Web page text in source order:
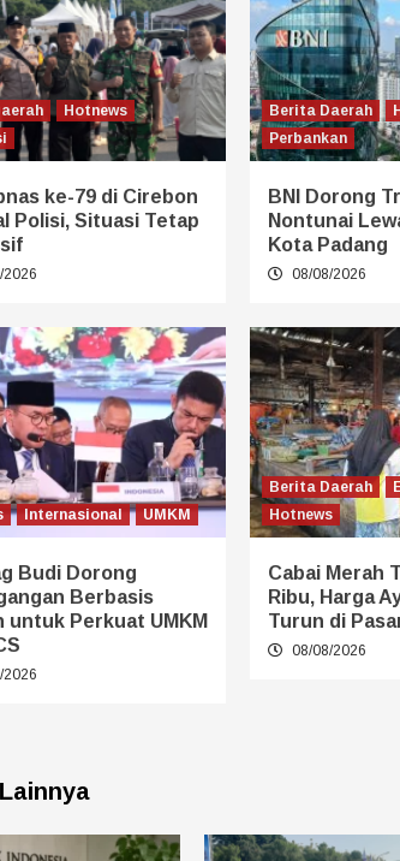
Hotnews
ke-79 di Cirebon
Polisi, Situasi Tetap
2026
Berita Daerah
Perbankan
BNI Dorong
Nontunai
Kota Padang
08/08/2026
Internasional UMKM
Budi Dorong
Berbasis
untuk Perkuat UMKM
2026
Berita Daerah
Hotnews
Cabai Merah
Ribu, Harga
Turun di
08/08/2026